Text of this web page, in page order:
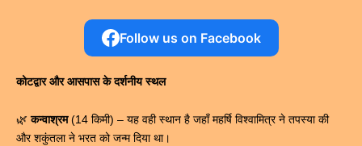
Follow us on Facebook
कोटद्वार और आसपास के दर्शनीय स्थल
🌿कन्वाश्रम(14 किमी) – यह वही स्थान है जहाँ महर्षि विश्वामित्र ने तपस्या की
और शकुंतला ने भरत को जन्म दिया था।